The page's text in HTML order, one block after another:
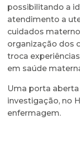
possibilitando a
atendimento a
cuidados
organização dos
troca
em saúde
Uma porta
investigação, no
enfermagem.